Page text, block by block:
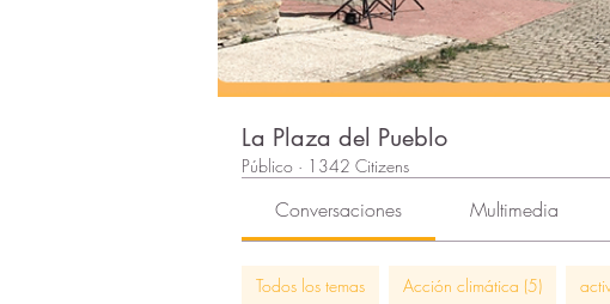
La Plaza del Pueblo
Público · 1342 Citizens
Conversaciones Multimedia
Todos los temas Acción climática (5)